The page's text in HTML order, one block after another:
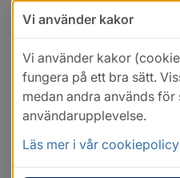
Vi använder kakor
Vi använder kakor
fungera på ett bra sätt.
medan andra används
användarupplevelse.
Läs mer i vår cookiepolicy